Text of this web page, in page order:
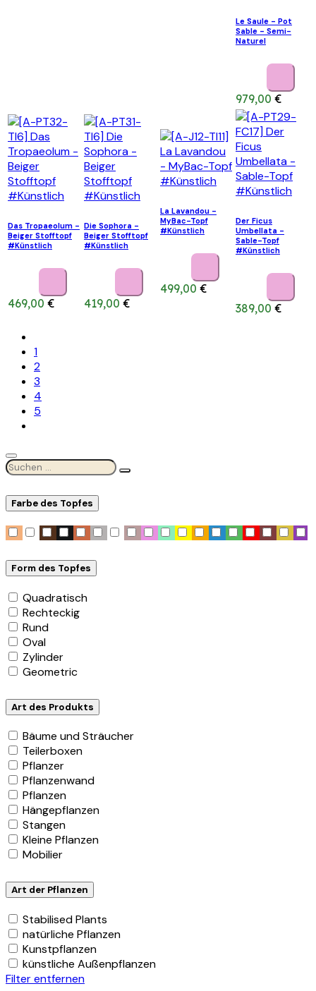
Le Saule - Pot
Sable - Semi-
Naturel
979,00 €
Das Tropaeolum -
Beiger Stofftopf
#Künstlich
469,00 €
Die Sophora -
Beiger Stofftopf
#Künstlich
419,00 €
La Lavandou -
MyBac-Topf
#Künstlich
499,00 €
Der Ficus
Umbellata -
Sable-Topf
#Künstlich
389,00 €
1
2
3
4
5
Farbe des Topfes
Form des Topfes
Quadratisch
Rechteckig
Rund
Oval
Zylinder
Geometric
Art des Produkts
Bäume und Sträucher
Teilerboxen
Pflanzer
Pflanzenwand
Pflanzen
Hängepflanzen
Stangen
Kleine Pflanzen
Mobilier
Art der Pflanzen
Stabilised Plants
natürliche Pflanzen
Kunstpflanzen
künstliche Außenpflanzen
Filter entfernen